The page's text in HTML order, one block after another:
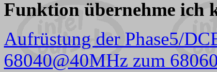
Funktion übernehme ich
Aufrüstung der Phase5/
68040@40MHz zum